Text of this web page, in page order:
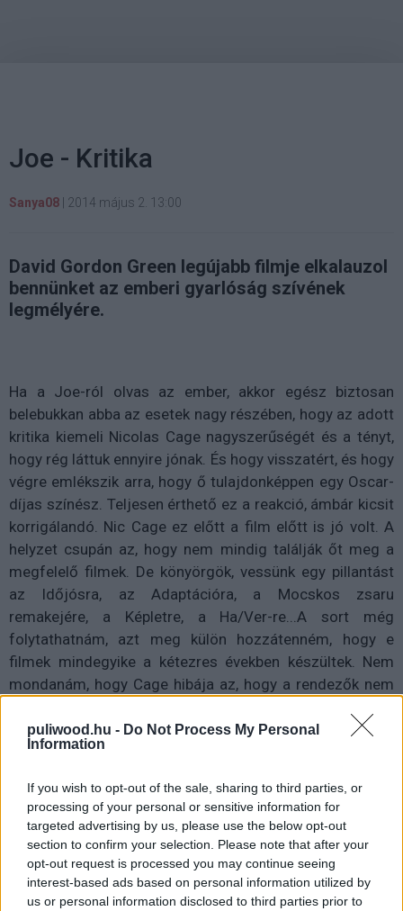
puliwood.hu - Do Not Process My Personal
Information
If you wish to opt-out of the sale, sharing to third parties, or
processing of your personal or sensitive information for
targeted advertising by us, please use the below opt-out
section to confirm your selection. Please note that after your
opt-out request is processed you may continue seeing
interest-based ads based on personal information utilized by
us or personal information disclosed to third parties prior to
Joe - Kritika
Sanya08 2014 május 2. 13:00
David Gordon Green legújabb filmje elkalauzol
bennünket az emberi gyarlóság szívének
legmélyére.
Ha a Joe-ról olvas az ember, akkor egész biztosan
belebukkan abba az esetek nagy részében, hogy az adott
kritika kiemeli Nicolas Cage nagyszerűségét és a tényt,
hogy rég láttuk ennyire jónak. És hogy visszatért, és hogy
végre emlékszik arra, hogy ő tulajdonképpen egy Oscar-
díjas színész. Teljesen érthető ez a reakció, ámbár kicsit
korrigálandó. Nic Cage ez előtt a film előtt is jó volt. A
helyzet csupán az, hogy nem mindig találják őt meg a
megfelelő filmek. De könyörgök, vessünk egy pillantást
az Időjósra, az Adaptációra, a Mocskos zsaru
remakejére, a Képletre, a Ha/Ver-re...A sort még
folytathatnám, azt meg külön hozzátenném, hogy e
filmek mindegyike a kétezres években készültek. Nem
mondanám, hogy Cage hibája az, hogy a rendezők nem